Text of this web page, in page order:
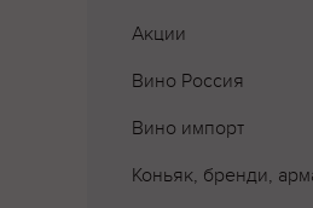
Акции
Вино Россия
Вино импорт
Коньяк, бренди,